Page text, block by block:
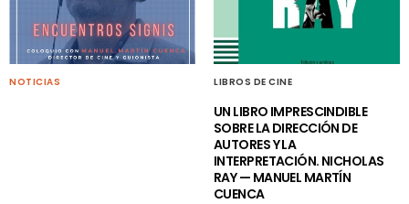
NOTICIAS LIBROS DE CINE
UN LIBRO IMPRESCINDIBLE
SOBRE LA DIRECCIÓN DE
AUTORES Y LA
INTERPRETACIÓN. NICHOLAS
RAY — MANUEL MARTÍN
CUENCA